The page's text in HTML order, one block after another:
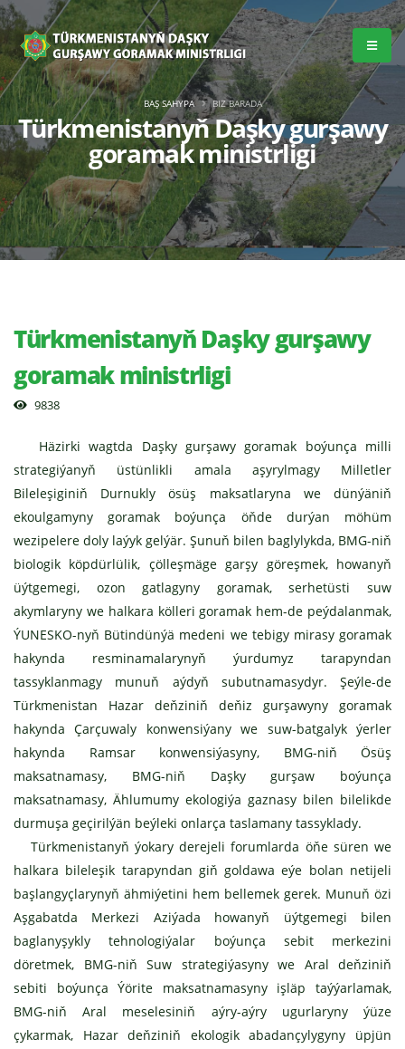
Türkmenistanyň Daşky gurşawy
goramak ministrligi
BAŞ SAHYPA BIZ BARADA
Türkmenistanyň Daşky gurşawy
goramak ministrligi
9838
Häzirki wagtda Daşky gurşawy goramak boýunça milli
strategiýanyň üstünlikli amala aşyrylmagy Milletler
Bileleşiginiň Durnukly ösüş maksatlaryna we dünýäniň
ekoulgamyny goramak boýunça öňde durýan möhüm
wezipelere doly laýyk gelýär. Şunuň bilen baglylykda, BMG-niň
biologik köpdürlülik, çölleşmäge garşy göreşmek, howanyň
üýtgemegi, ozon gatlagyny goramak, serhetüsti suw
akymlaryny we halkara kölleri goramak hem-de peýdalanmak,
ÝUNESKO-nyň Bütindünýä medeni we tebigy mirasy goramak
hakynda resminamalarynyň ýurdumyz tarapyndan
tassyklanmagy munuň aýdyň subutnamasydyr. Şeýle-de
Türkmenistan Hazar deňziniň deňiz gurşawyny goramak
hakynda Çarçuwaly konwensiýany we suw-batgalyk ýerler
hakynda Ramsar konwensiýasyny, BMG-niň Ösüş
maksatnamasy, BMG-niň Daşky gurşaw boýunça
maksatnamasy, Ählumumy ekologiýa gaznasy bilen bilelikde
durmuşa geçirilýän beýleki onlarça taslamany tassyklady.
Türkmenistanyň ýokary derejeli forumlarda öňe süren we
halkara bileleşik tarapyndan giň goldawa eýe bolan netijeli
başlangyçlarynyň ähmiýetini hem bellemek gerek. Munuň özi
Aşgabatda Merkezi Aziýada howanyň üýtgemegi bilen
baglanyşykly tehnologiýalar boýunça sebit merkezini
döretmek, BMG-niň Suw strategiýasyny we Aral deňziniň
sebiti boýunça Ýörite maksatnamasyny işläp taýýarlamak,
BMG-niň Aral meselesiniň aýry-aýry ugurlaryny ýüze
çykarmak, Hazar deňziniň ekologik abadançylygyny üpjün